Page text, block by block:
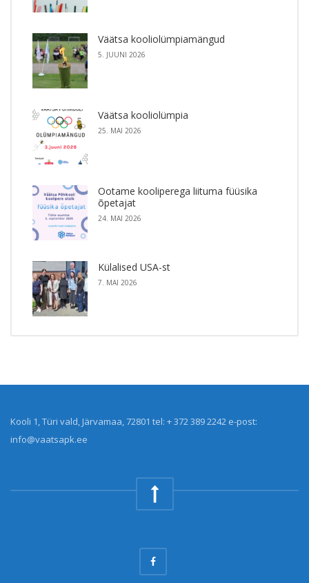
Väätsa kooliolümpiamängud
5. JUUNI 2026
Väätsa kooliolümpia
25. MAI 2026
Ootame kooliperega liituma füüsika
õpetajat
24. MAI 2026
Külalised USA-st
7. MAI 2026
Kooli 1, Türi vald, Järvamaa, 72801 tel: + 372 389 2242 e-post:
info@vaatsapk.ee